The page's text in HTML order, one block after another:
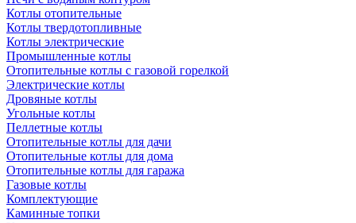
Котлы отопительные
Котлы твердотопливные
Котлы электрические
Промышленные котлы
Отопительные котлы с газовой горелкой
Электрические котлы
Дровяные котлы
Угольные котлы
Пеллетные котлы
Отопительные котлы для дачи
Отопительные котлы для дома
Отопительные котлы для гаража
Газовые котлы
Комплектующие
Каминные топки